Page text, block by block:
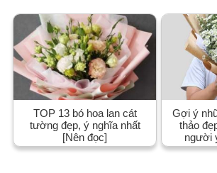
TOP 13 bó hoa lan cát
tường đẹp, ý nghĩa nhất
[Nên đọc]
Gợi ý
thảo
người